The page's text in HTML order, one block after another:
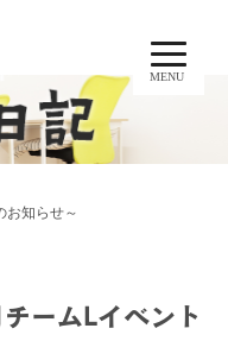
MENU
お知らせ～
ームLイベント